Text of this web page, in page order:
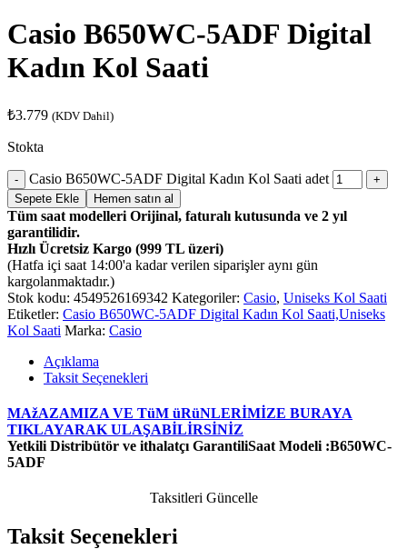
Casio B650WC-5ADF Digital
Kadın Kol Saati
₺3.779 (KDV Dahil)
Stokta
Casio B650WC-5ADF Digital Kadın Kol Saati adet
Sepete Ekle Hemen satın al
Tüm saat modelleri Orijinal, faturalı kutusunda ve 2 yıl
garantilidir.
Hızlı Ücretsiz Kargo (999 TL üzeri)
(Hatfa içi saat 14:00'a kadar verilen siparişler aynı gün
kargolanmaktadır.)
Stok kodu: 4549526169342 Kategoriler: Casio, Uniseks Kol Saati
Etiketler: Casio B650WC-5ADF Digital Kadın Kol Saati,Uniseks
Kol Saati Marka: Casio
Açıklama
Taksit Seçenekleri
MAžAZAMIZA VE TüM üRüNLERİMİZE BURAYA
TIKLAYARAK ULAŞABİLİRSİNİZ
Yetkili Distribütör ve ithalatçı GarantiliSaat Modeli :B650WC-
5ADF
Taksitleri Güncelle
Taksit Seçenekleri